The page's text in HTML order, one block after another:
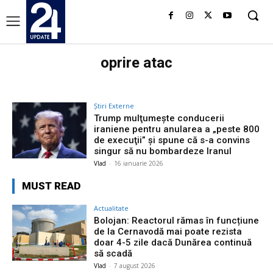
oprire atac
Știri Externe
Trump mulţumeşte conducerii
iraniene pentru anularea a „peste 800
de execuţii” și spune că s-a convins
singur să nu bombardeze Iranul
Vlad - 16 ianuarie 2026
MUST READ
Actualitate
Bolojan: Reactorul rămas în funcțiune
de la Cernavodă mai poate rezista
doar 4-5 zile dacă Dunărea continuă
să scadă
Vlad - 7 august 2026